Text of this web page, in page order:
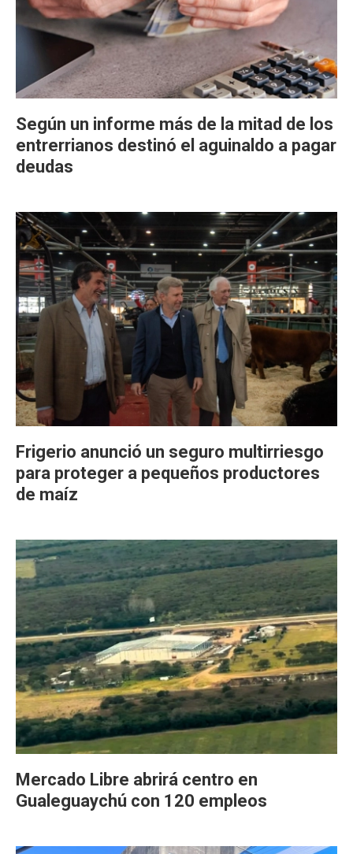
Según un informe más de la mitad de los
entrerrianos destinó el aguinaldo a pagar
deudas
Frigerio anunció un seguro multirriesgo
para proteger a pequeños productores
de maíz
Mercado Libre abrirá centro en
Gualeguaychú con 120 empleos